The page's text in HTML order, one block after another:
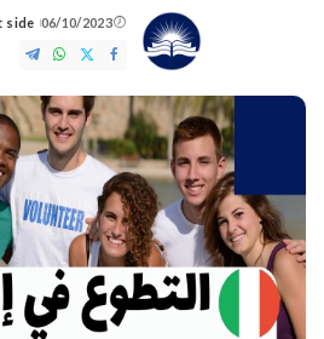
06/10/2023
by
side